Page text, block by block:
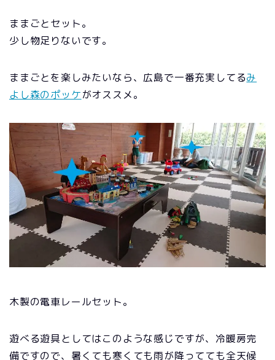
ままごとセット。
少し物足りないです。
ままごとを楽しみたいなら、広島で一番充実してるみ
よし森のポッケがオススメ。
木製の電車レールセット。
遊べる遊具としてはこのような感じですが、冷暖房完
備ですので、暑くても寒くても雨が降ってても全天候